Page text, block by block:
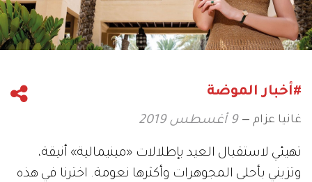
#أخبار الموضة
غانيا عزام 9 أغسطس 2019
تهيئي لاستقبال العيد بإطلالات «مينيمالية» أنيقة،
وتزيني بأحلى المجوهرات وأكثرها نعومة. اخترنا في هذه